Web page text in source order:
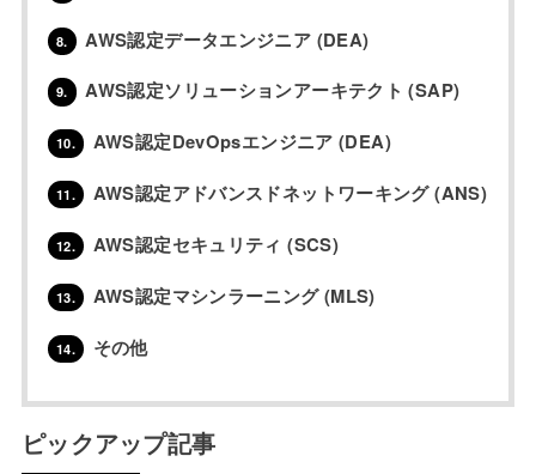
8. AWS認定データエンジニア (DEA)
9. AWS認定ソリューションアーキテクト (SAP)
10. AWS認定DevOpsエンジニア (DEA)
11. AWS認定アドバンスドネットワーキング (ANS)
12. AWS認定セキュリティ (SCS)
13. AWS認定マシンラーニング (MLS)
14. その他
ピックアップ記事